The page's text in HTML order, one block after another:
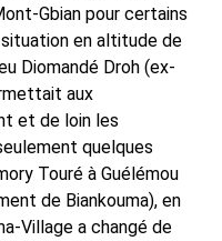
Gbian pour certains
situation en altitude de
Diomandé Droh (ex-
aux
et de loin les
quelques
Touré à Guélémou
de Biankouma), en
Village a changé de